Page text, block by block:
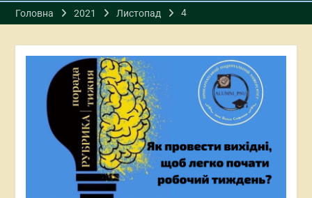
Головна 2021 Листопад 4